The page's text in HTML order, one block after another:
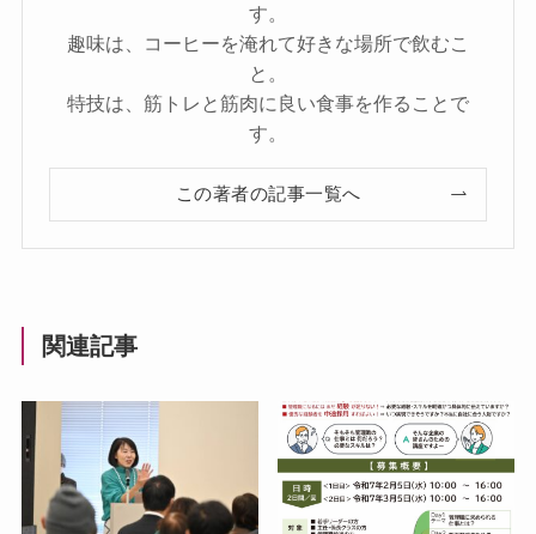
す。
趣味は、コーヒーを淹れて好きな場所で飲むこ
と。
特技は、筋トレと筋肉に良い食事を作ることで
す。
この著者の記事一覧へ
関連記事